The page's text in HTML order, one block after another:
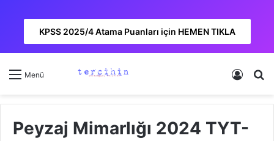
KPSS 2025/4 Atama Puanları için HEMEN TIKLA
Menü Kayıt
Peyzaj Mimarlığı 2024 TYT-